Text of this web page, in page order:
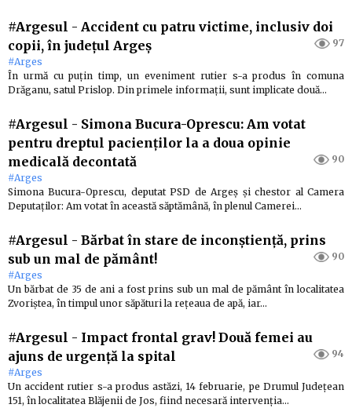
#Argesul - Accident cu patru victime, inclusiv doi
copii, în județul Argeș
97
#Arges
În urmă cu puțin timp, un eveniment rutier s-a produs în comuna
Drăganu, satul Prislop. Din primele informații, sunt implicate două…
#Argesul - Simona Bucura-Oprescu: Am votat
pentru dreptul pacienților la a doua opinie
medicală decontată
90
#Arges
Simona Bucura-Oprescu, deputat PSD de Argeș și chestor al Camera
Deputaților: Am votat în această săptămână, în plenul Camerei…
#Argesul - Bărbat în stare de inconștiență, prins
sub un mal de pământ!
90
#Arges
Un bărbat de 35 de ani a fost prins sub un mal de pământ în localitatea
Zvoriştea, în timpul unor săpături la rețeaua de apă, iar…
#Argesul - Impact frontal grav! Două femei au
ajuns de urgență la spital
94
#Arges
Un accident rutier s-a produs astăzi, 14 februarie, pe Drumul Județean
151, în localitatea Blăjenii de Jos, fiind necesară intervenția…